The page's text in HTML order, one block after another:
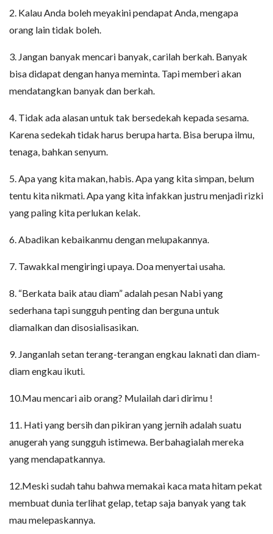
2. Kalau Anda boleh meyakini pendapat Anda, mengapa
orang lain tidak boleh.
3. Jangan banyak mencari banyak, carilah berkah. Banyak
bisa didapat dengan hanya meminta. Tapi memberi akan
mendatangkan banyak dan berkah.
4. Tidak ada alasan untuk tak bersedekah kepada sesama.
Karena sedekah tidak harus berupa harta. Bisa berupa ilmu,
tenaga, bahkan senyum.
5. Apa yang kita makan, habis. Apa yang kita simpan, belum
tentu kita nikmati. Apa yang kita infakkan justru menjadi rizki
yang paling kita perlukan kelak.
6. Abadikan kebaikanmu dengan melupakannya.
7. Tawakkal mengiringi upaya. Doa menyertai usaha.
8. “Berkata baik atau diam” adalah pesan Nabi yang
sederhana tapi sungguh penting dan berguna untuk
diamalkan dan disosialisasikan.
9. Janganlah setan terang-terangan engkau laknati dan diam-
diam engkau ikuti.
10.Mau mencari aib orang? Mulailah dari dirimu !
11. Hati yang bersih dan pikiran yang jernih adalah suatu
anugerah yang sungguh istimewa. Berbahagialah mereka
yang mendapatkannya.
12.Meski sudah tahu bahwa memakai kaca mata hitam pekat
membuat dunia terlihat gelap, tetap saja banyak yang tak
mau melepaskannya.